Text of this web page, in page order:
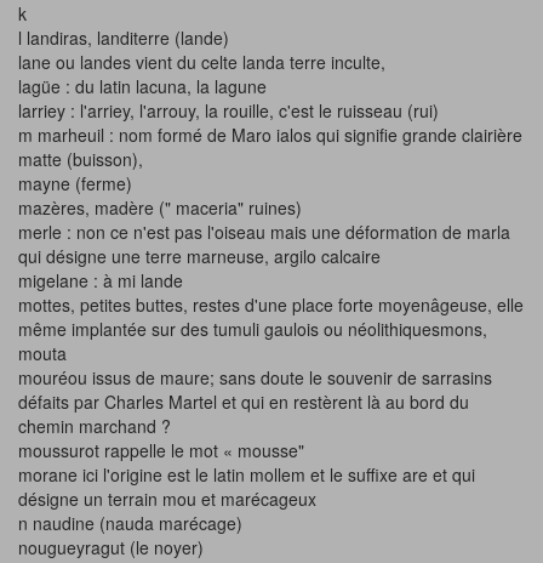
k
l landiras, landiterre (lande)
lane ou landes vient du celte landa terre inculte,
lagüe : du latin lacuna, la lagune
larriey : l'arriey, l'arrouy, la rouille, c'est le ruisseau (rui)
m marheuil : nom formé de Maro ialos qui signifie grande clairière
matte (buisson),
mayne (ferme)
mazères, madère (" maceria" ruines)
merle : non ce n'est pas l'oiseau mais une déformation de marla
qui désigne une terre marneuse, argilo calcaire
migelane : à mi lande
mottes, petites buttes, restes d'une place forte moyenâgeuse, elle
même implantée sur des tumuli gaulois ou néolithiquesmons,
mouta
mouréou issus de maure; sans doute le souvenir de sarrasins
défaits par Charles Martel et qui en restèrent là au bord du
chemin marchand ?
moussurot rappelle le mot « mousse"
morane ici l'origine est le latin mollem et le suffixe are et qui
désigne un terrain mou et marécageux
n naudine (nauda marécage)
nougueyragut (le noyer)